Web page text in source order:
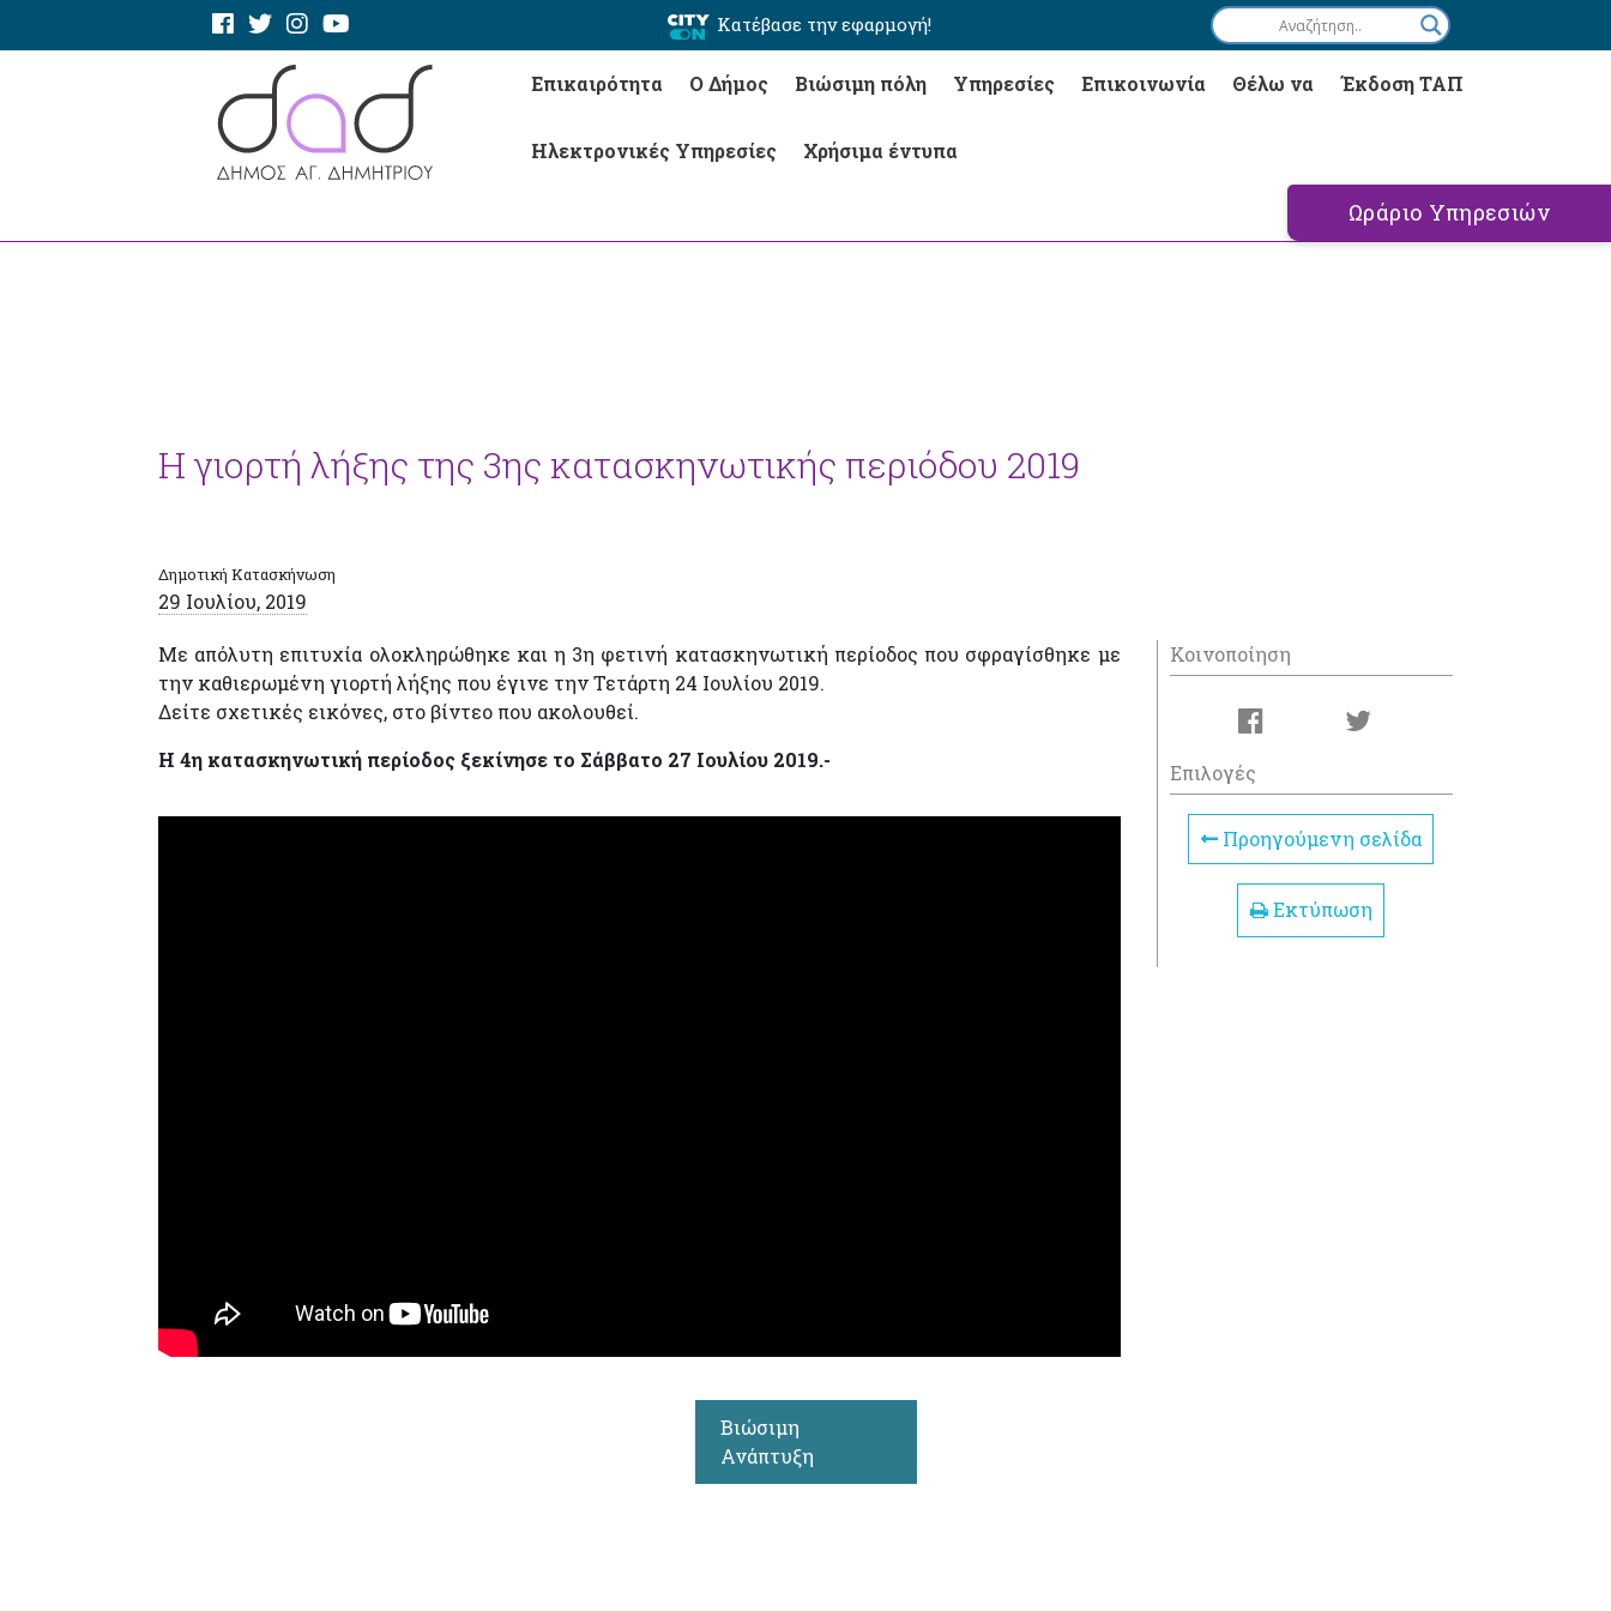
Κατέβασε την εφαρμογή!
Επικαιρότητα Ο Δήμος Βιώσιμη πόλη Υπηρεσίες Επικοινωνία Θέλω να Έκδοση ΤΑΠ
Ηλεκτρονικές Υπηρεσίες Χρήσιμα έντυπα
Ωράριο Υπηρεσιών
Η γιορτή λήξης της 3ης κατασκηνωτικής περιόδου 2019
Δημοτική Κατασκήνωση
29 Ιουλίου, 2019
Με απόλυτη επιτυχία ολοκληρώθηκε και η 3η φετινή κατασκηνωτική περίοδος που σφραγίσθηκε με
την καθιερωμένη γιορτή λήξης που έγινε την Τετάρτη 24 Ιουλίου 2019.
Δείτε σχετικές εικόνες, στο βίντεο που ακολουθεί.
Η 4η κατασκηνωτική περίοδος ξεκίνησε το Σάββατο 27 Ιουλίου 2019.-
Κοινοποίηση
Επιλογές
Προηγούμενη σελίδα
Εκτύπωση
Βιώσιμη
Ανάπτυξη